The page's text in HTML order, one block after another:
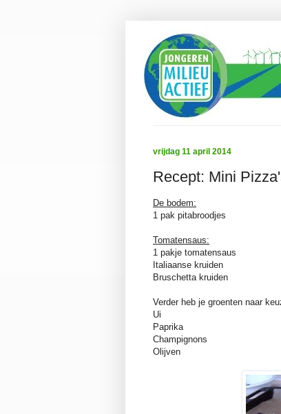
vrijdag 11 april 2014
Recept: Mini
De bodem:
1 pak pitabroodjes
Tomatensaus:
1 pakje tomatensaus
Italiaanse kruiden
Bruschetta kruiden
Verder heb je groenten naar
Ui
Paprika
Champignons
Olijven